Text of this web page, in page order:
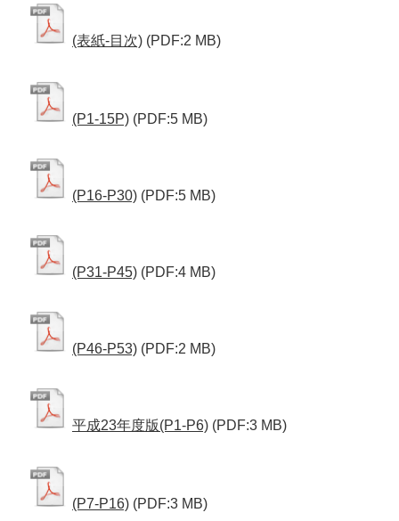
(表紙-目次) (PDF:2 MB)
(P1-15P) (PDF:5 MB)
(P16-P30) (PDF:5 MB)
(P31-P45) (PDF:4 MB)
(P46-P53) (PDF:2 MB)
平成23年度版(P1-P6) (PDF:3 MB)
(P7-P16) (PDF:3 MB)